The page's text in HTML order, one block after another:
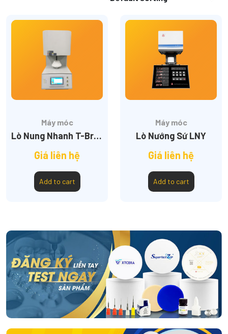
Máy móc
Lò Nung Nhanh T-Bright
Giá liên hệ
Add to cart
Máy móc
Lò Nướng Sứ LNY
Giá liên hệ
Add to cart